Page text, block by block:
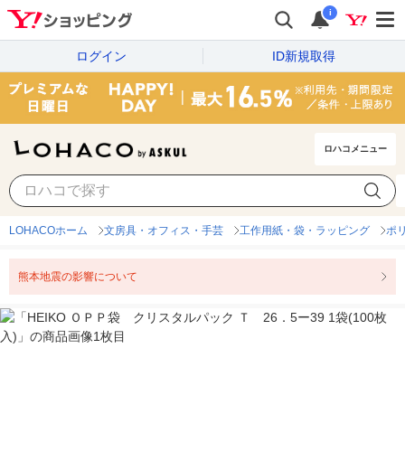
i
ログイン ID新規取得
ロハコメニュー
LOHACOホーム 文房具・オフィス・手芸 工作用紙・袋・ラッピング ポ
熊本地震の影響について